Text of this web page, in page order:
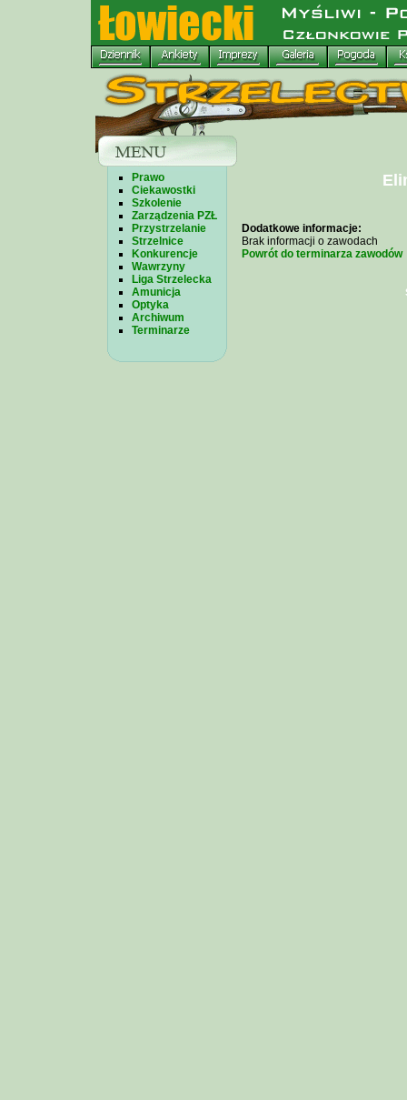
Prawo
Ciekawostki
Szkolenie
Zarządzenia PZŁ
Przystrzelanie
Strzelnice
Konkurencje
Wawrzyny
Liga Strzelecka
Amunicja
Optyka
Archiwum
Terminarze
Dodatkowe informacje:
Brak informacji o zawodach
Powrót do terminarza zawodów